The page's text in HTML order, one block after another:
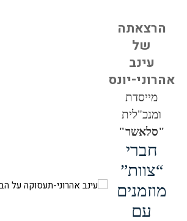
הרצאתה
של
עינב
אהרוני-יונס
מייסדת
ומנכ"לית
"סלאשר"
חברי
“צוות”
מוזמנים
עם